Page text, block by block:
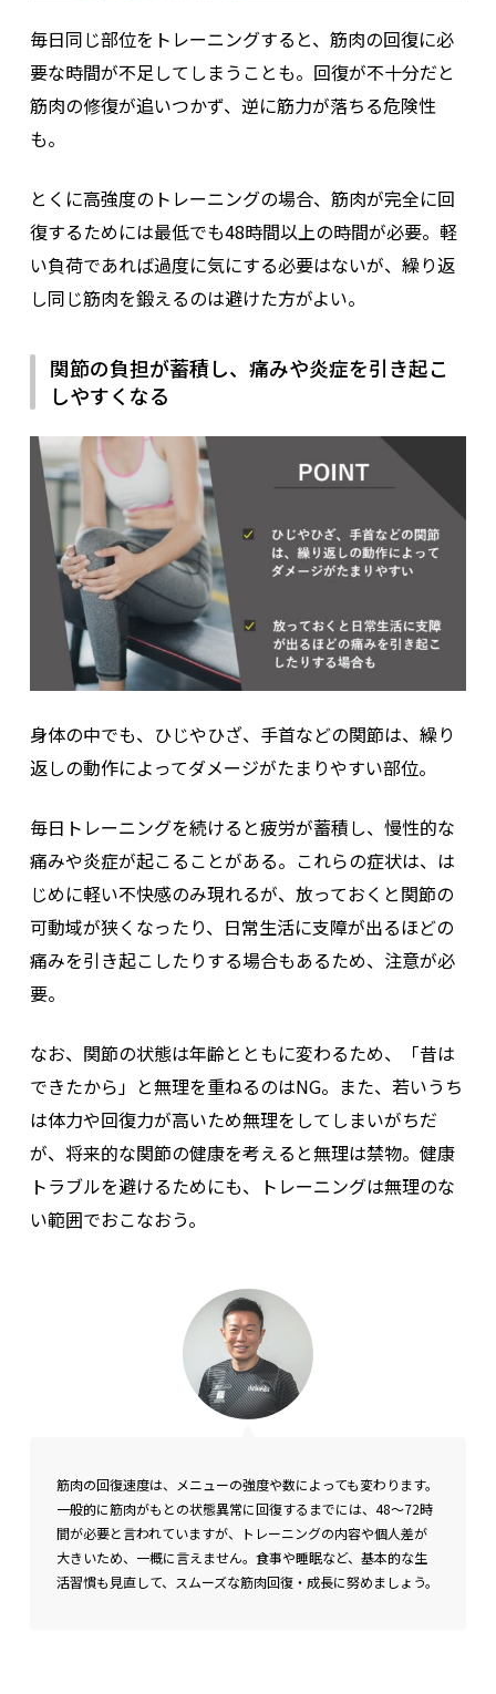
毎日同じ部位をトレーニングすると、筋肉の回復に必
要な時間が不足してしまうことも。回復が不十分だと
筋肉の修復が追いつかず、逆に筋力が落ちる危険性
も。
とくに高強度のトレーニングの場合、筋肉が完全に回
復するためには最低でも48時間以上の時間が必要。軽
い負荷であれば過度に気にする必要はないが、繰り返
し同じ筋肉を鍛えるのは避けた方がよい。
関節の負担が蓄積し、痛みや炎症を引き起こ
しやすくなる
身体の中でも、ひじやひざ、手首などの関節は、繰り
返しの動作によってダメージがたまりやすい部位。
毎日トレーニングを続けると疲労が蓄積し、慢性的な
痛みや炎症が起こることがある。これらの症状は、は
じめに軽い不快感のみ現れるが、放っておくと関節の
可動域が狭くなったり、日常生活に支障が出るほどの
痛みを引き起こしたりする場合もあるため、注意が必
要。
なお、関節の状態は年齢とともに変わるため、「昔は
できたから」と無理を重ねるのはNG。また、若いうち
は体力や回復力が高いため無理をしてしまいがちだ
が、将来的な関節の健康を考えると無理は禁物。健康
トラブルを避けるためにも、トレーニングは無理のな
い範囲でおこなおう。
筋肉の回復速度は、メニューの強度や数によっても変わります。
一般的に筋肉がもとの状態異常に回復するまでには、48～72時
間が必要と言われていますが、トレーニングの内容や個人差が
大きいため、一概に言えません。食事や睡眠など、基本的な生
活習慣も見直して、スムーズな筋肉回復・成長に努めましょう。